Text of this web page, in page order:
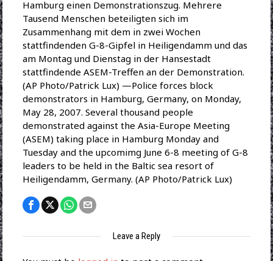
Hamburg einen Demonstrationszug. Mehrere
Tausend Menschen beteiligten sich im
Zusammenhang mit dem in zwei Wochen
stattfindenden G-8-Gipfel in Heiligendamm und das
am Montag und Dienstag in der Hansestadt
stattfindende ASEM-Treffen an der Demonstration.
(AP Photo/Patrick Lux) —Police forces block
demonstrators in Hamburg, Germany, on Monday,
May 28, 2007. Several thousand people
demonstrated against the Asia-Europe Meeting
(ASEM) taking place in Hamburg Monday and
Tuesday and the upcomimg June 6-8 meeting of G-8
leaders to be held in the Baltic sea resort of
Heiligendamm, Germany. (AP Photo/Patrick Lux)
Leave a Reply